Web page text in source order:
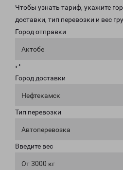
Чтобы узнать тариф, укажите
доставки, тип перевозки и вес
Город отправки
Актобе
⇄
Город доставки
Нефтекамск
Тип перевозки
Автоперевозка
Введите вес
От 3000 кг